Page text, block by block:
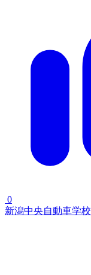
0
新潟中央自動車学校